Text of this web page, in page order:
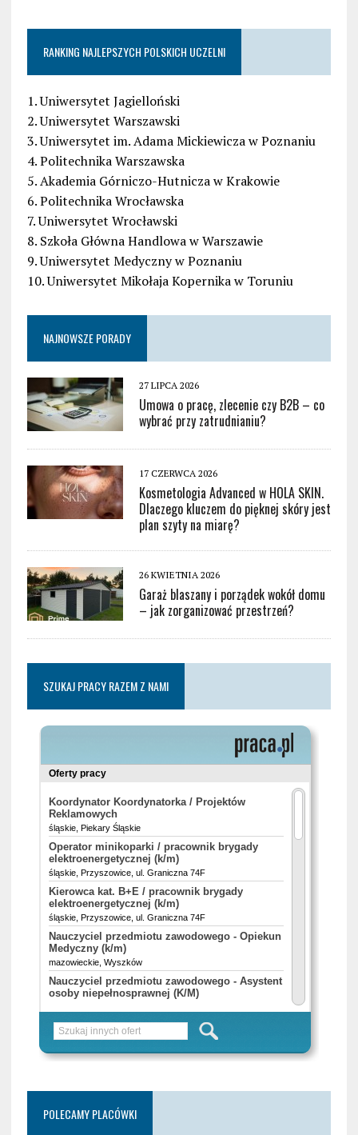
RANKING NAJLEPSZYCH POLSKICH UCZELNI
1. Uniwersytet Jagielloński
2. Uniwersytet Warszawski
3. Uniwersytet im. Adama Mickiewicza w Poznaniu
4. Politechnika Warszawska
5. Akademia Górniczo-Hutnicza w Krakowie
6. Politechnika Wrocławska
7. Uniwersytet Wrocławski
8. Szkoła Główna Handlowa w Warszawie
9. Uniwersytet Medyczny w Poznaniu
10. Uniwersytet Mikołaja Kopernika w Toruniu
NAJNOWSZE PORADY
27 LIPCA 2026
Umowa o pracę, zlecenie czy B2B – co
wybrać przy zatrudnianiu?
17 CZERWCA 2026
Kosmetologia Advanced w HOLA SKIN.
Dlaczego kluczem do pięknej skóry jest
plan szyty na miarę?
26 KWIETNIA 2026
Garaż blaszany i porządek wokół domu
– jak zorganizować przestrzeń?
SZUKAJ PRACY RAZEM Z NAMI
POLECAMY PLACÓWKI